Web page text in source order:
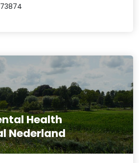
Health
Nederland